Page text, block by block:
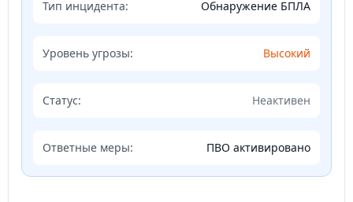
Тип инцидента: Обнаружение БПЛА
Уровень угрозы: Высокий
Статус: Неактивен
Ответные меры: ПВО активировано